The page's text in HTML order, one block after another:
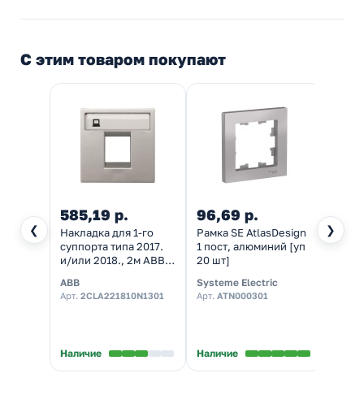
С этим товаром покупают
❮ ❯
585,19 р.
Накладка для 1-го
суппорта типа 2017.
и/или 2018., 2м ABB
(N2218.1 PL)
ABB
Арт. 2CLA221810N1301
Наличие
96,69 р.
Рамка SE AtlasDesign
1 пост, алюминий [уп
20 шт]
Systeme Electric
Арт. ATN000301
Наличие
2